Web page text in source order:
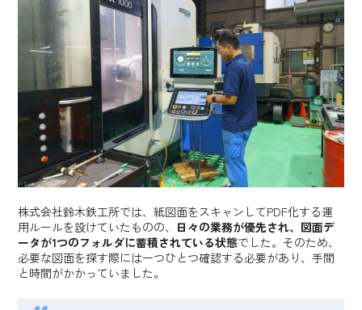
株式会社鈴木鉄工所では、紙図面をスキャンしてPDF化する運
用ルールを設けていたものの、 日々の業務が優先され、図面デ
ータが1つのフォルダに蓄積されている状態でした。そのため、
必要な図面を探す際には一つひとつ確認する必要があり、手間
と時間がかかっていました。